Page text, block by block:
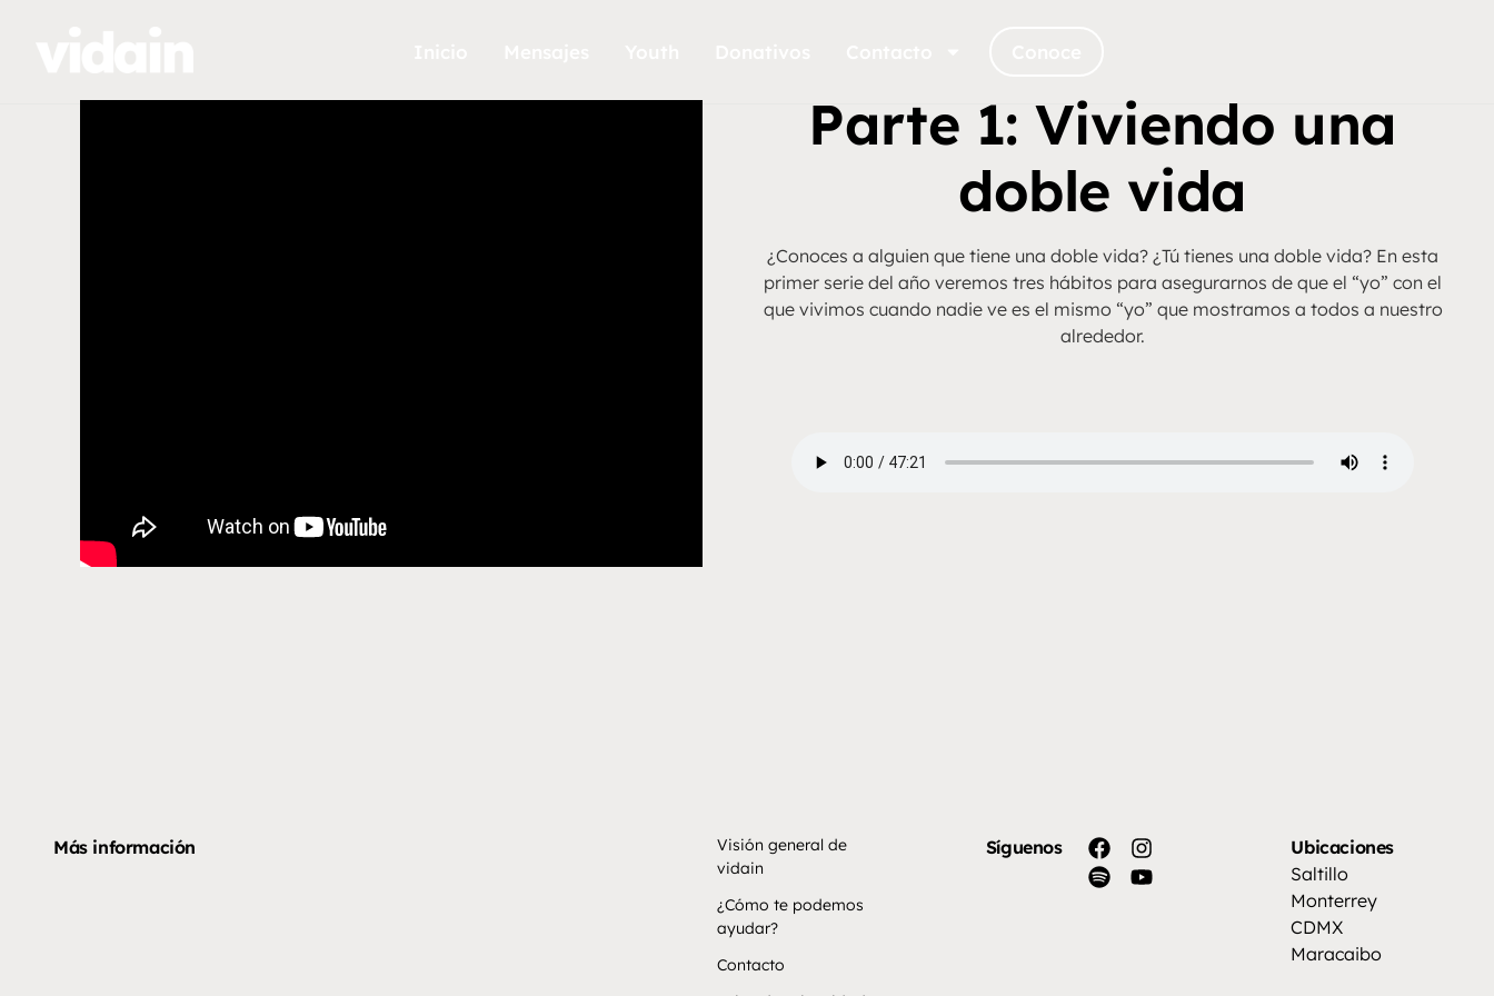
Parte 1: Viviendo una
doble vida
¿Conoces a alguien que tiene una doble vida? ¿Tú tienes una doble vida? En esta
primer serie del año veremos tres hábitos para asegurarnos de que el “yo” con el
que vivimos cuando nadie ve es el mismo “yo” que mostramos a todos a nuestro
alrededor.
Más información
Visión general de
vidain
¿Cómo te podemos
ayudar?
Contacto
Síguenos
Ubicaciones
Saltillo
Monterrey
CDMX
Maracaibo